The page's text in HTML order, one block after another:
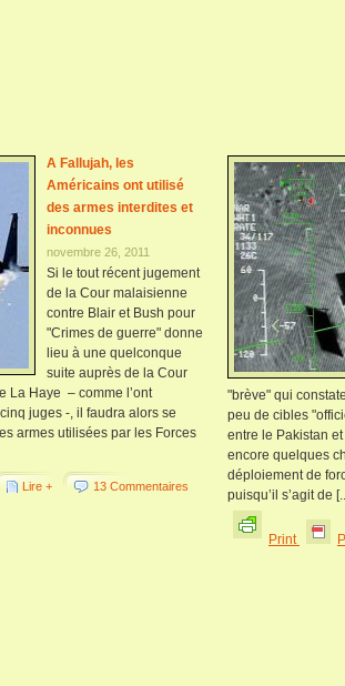
A Fallujah, les
Américains ont utilisé
des armes interdites et
inconnues
novembre 26, 2011
Si le tout récent jugement
de la Cour malaisienne
contre Blair et Bush pour
"Crimes de guerre" donne
lieu à une quelconque
suite auprès de la Cour
La Haye – comme l’ont
juges -, il faudra alors se
armes utilisées par les Forces
Lire + 13 Commentaires
"brève" qui
peu de cibles
entre le Pakistan
encore quelques
déploiement de
puisqu’il s’agit de
Print